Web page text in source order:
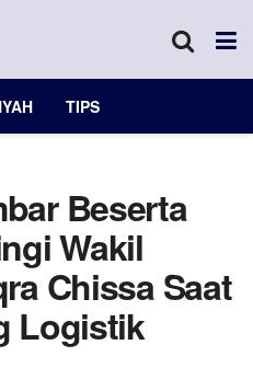
TIPS
Beserta
Wakil
Chissa Saat
Logistik